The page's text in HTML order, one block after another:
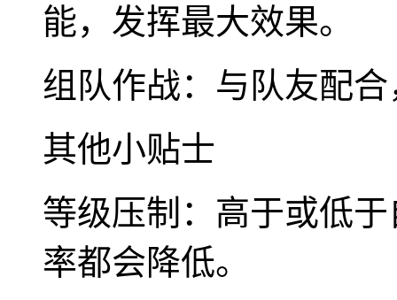
能，发挥最大效果。
组队作战：与队友配
其他小贴士
等级压制：高于或低
率都会降低。